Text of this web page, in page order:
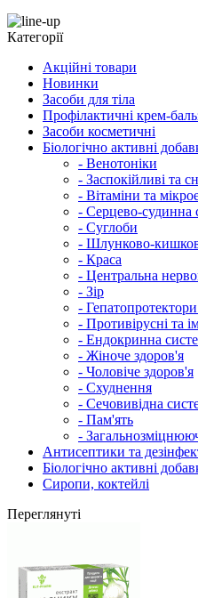
Категорії
Акційні товари
Новинки
Засоби для тіла
Профілактичні крем-
Засоби косметичні
Біологічно активні
- Венотоніки
- Заспокійливі та
- Вітаміни та
- Серцево-судинна
- Суглоби
- Шлунково-
- Краса
- Центральна
- Зір
-
- Противірусні та
- Ендокринна
- Жіноче здоров'я
- Чоловіче здоров'я
- Схуднення
- Сечовивідна
- Пам'ять
-
Антисептики та
Біологічно активні
Сиропи, коктейлі
Переглянуті